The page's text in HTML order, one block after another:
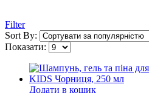
Filter
Sort By:
Показати:
Додати в кошик